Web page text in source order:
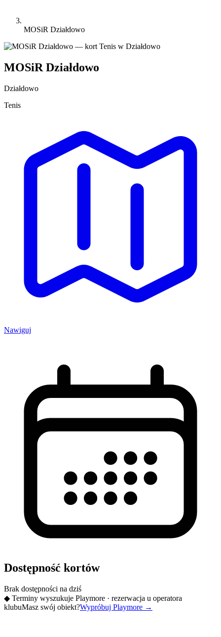
MOSiR Działdowo
MOSiR Działdowo
Działdowo
Tenis
Nawiguj
Dostępność kortów
Brak dostępności na dziś
◆ Terminy wyszukuje Playmore · rezerwacja u operatora
klubuMasz swój obiekt?Wypróbuj Playmore →